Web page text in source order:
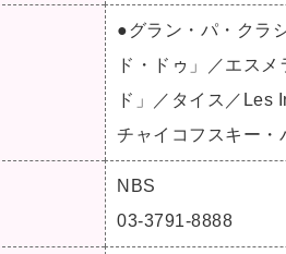
●グラン・パ・クラ
ド・ドゥ」／エス
ド」／タイス／Les
チャイコフスキー・
NBS
03-3791-8888